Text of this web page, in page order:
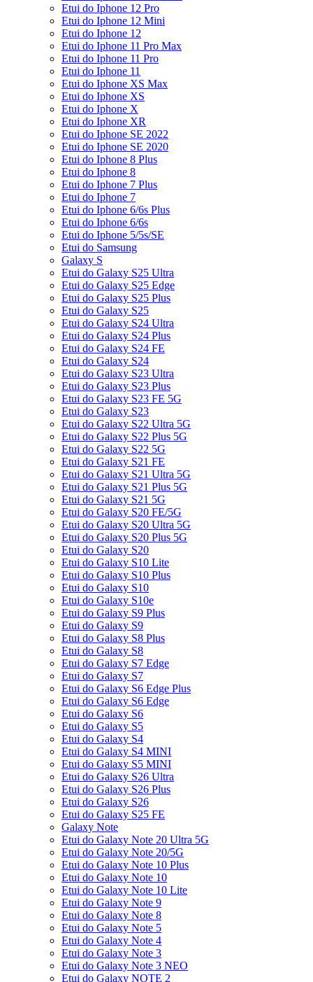
Etui do Iphone 12 Pro
Etui do Iphone 12 Mini
Etui do Iphone 12
Etui do Iphone 11 Pro Max
Etui do Iphone 11 Pro
Etui do Iphone 11
Etui do Iphone XS Max
Etui do Iphone XS
Etui do Iphone X
Etui do Iphone XR
Etui do Iphone SE 2022
Etui do Iphone SE 2020
Etui do Iphone 8 Plus
Etui do Iphone 8
Etui do Iphone 7 Plus
Etui do Iphone 7
Etui do Iphone 6/6s Plus
Etui do Iphone 6/6s
Etui do Iphone 5/5s/SE
Etui do Samsung
Galaxy S
Etui do Galaxy S25 Ultra
Etui do Galaxy S25 Edge
Etui do Galaxy S25 Plus
Etui do Galaxy S25
Etui do Galaxy S24 Ultra
Etui do Galaxy S24 Plus
Etui do Galaxy S24 FE
Etui do Galaxy S24
Etui do Galaxy S23 Ultra
Etui do Galaxy S23 Plus
Etui do Galaxy S23 FE 5G
Etui do Galaxy S23
Etui do Galaxy S22 Ultra 5G
Etui do Galaxy S22 Plus 5G
Etui do Galaxy S22 5G
Etui do Galaxy S21 FE
Etui do Galaxy S21 Ultra 5G
Etui do Galaxy S21 Plus 5G
Etui do Galaxy S21 5G
Etui do Galaxy S20 FE/5G
Etui do Galaxy S20 Ultra 5G
Etui do Galaxy S20 Plus 5G
Etui do Galaxy S20
Etui do Galaxy S10 Lite
Etui do Galaxy S10 Plus
Etui do Galaxy S10
Etui do Galaxy S10e
Etui do Galaxy S9 Plus
Etui do Galaxy S9
Etui do Galaxy S8 Plus
Etui do Galaxy S8
Etui do Galaxy S7 Edge
Etui do Galaxy S7
Etui do Galaxy S6 Edge Plus
Etui do Galaxy S6 Edge
Etui do Galaxy S6
Etui do Galaxy S5
Etui do Galaxy S4
Etui do Galaxy S4 MINI
Etui do Galaxy S5 MINI
Etui do Galaxy S26 Ultra
Etui do Galaxy S26 Plus
Etui do Galaxy S26
Etui do Galaxy S25 FE
Galaxy Note
Etui do Galaxy Note 20 Ultra 5G
Etui do Galaxy Note 20/5G
Etui do Galaxy Note 10 Plus
Etui do Galaxy Note 10
Etui do Galaxy Note 10 Lite
Etui do Galaxy Note 9
Etui do Galaxy Note 8
Etui do Galaxy Note 5
Etui do Galaxy Note 4
Etui do Galaxy Note 3
Etui do Galaxy Note 3 NEO
Etui do Galaxy NOTE 2